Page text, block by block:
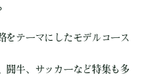
をテーマにしたモデルコース
闘牛、サッカーなど特集も多